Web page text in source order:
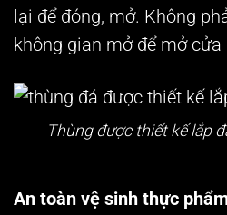
lại để đóng, mở. Không
không gian mở để mở cửa
Thùng được thiết kế lắp
An toàn vệ sinh thực